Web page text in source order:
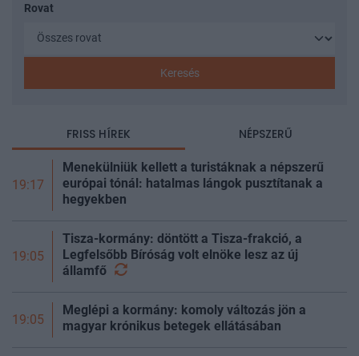
Rovat
Keresés
FRISS HÍREK NÉPSZERŰ
19:17
Menekülniük kellett a turistáknak a népszerű
európai tónál: hatalmas lángok pusztítanak a
hegyekben
19:05
Tisza-kormány: döntött a Tisza-frakció, a
Legfelsőbb Bíróság volt elnöke lesz az új
államfő
19:05
Meglépi a kormány: komoly változás jön a
magyar krónikus betegek ellátásában